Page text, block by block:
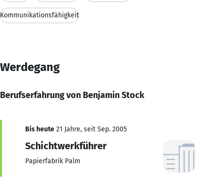
Kommunikationsfähigkeit
Werdegang
Berufserfahrung von Benjamin Stock
Bis heute 21 Jahre, seit Sep. 2005
Schichtwerkführer
Papierfabrik Palm